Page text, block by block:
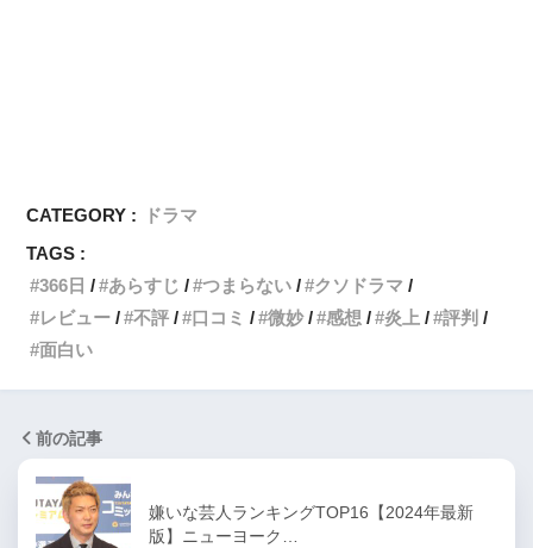
CATEGORY :
ドラマ
TAGS :
366日
あらすじ つまらない
クソドラマ
レビュー
不評 口コミ 微妙 感想 炎上
評判
面白い
前の記事
嫌いな芸人ランキングTOP16【2024年最新
版】ニューヨーク…